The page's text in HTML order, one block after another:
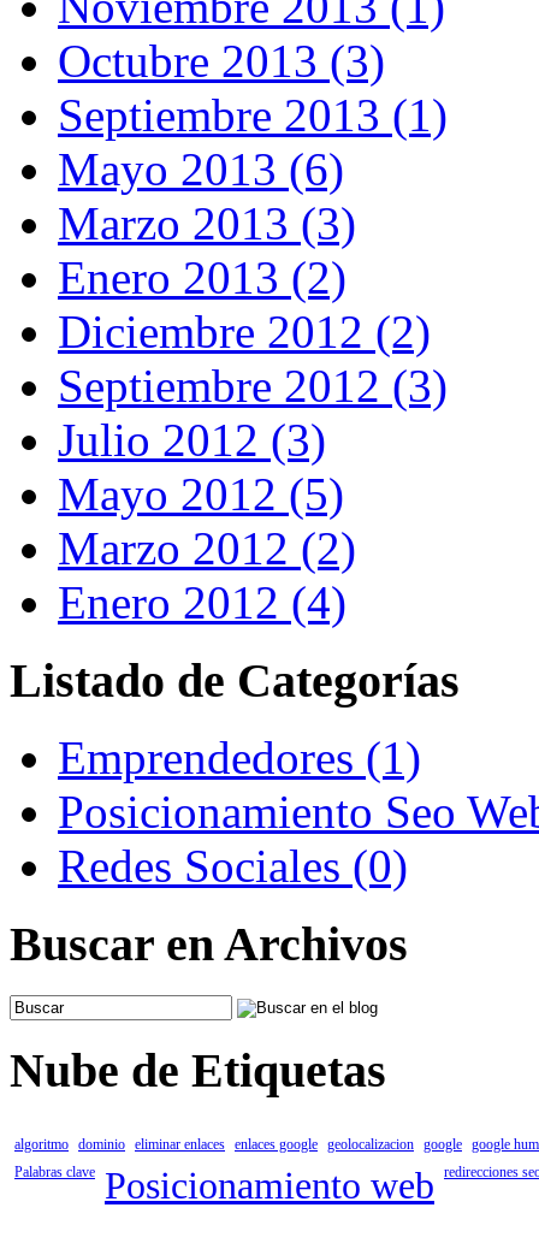
Octubre 2013 (3)
Septiembre 2013 (1)
Mayo 2013 (6)
Marzo 2013 (3)
Enero 2013 (2)
Diciembre 2012 (2)
Septiembre 2012 (3)
Julio 2012 (3)
Mayo 2012 (5)
Marzo 2012 (2)
Enero 2012 (4)
Listado de Categorías
Emprendedores (1)
Posicionamiento Seo
Redes Sociales (0)
Buscar en Archivos
Nube de Etiquetas
algoritmo dominio eliminar enlaces enlaces google geolocalizacion google google
Palabras clave
Posicionamiento web redirecciones